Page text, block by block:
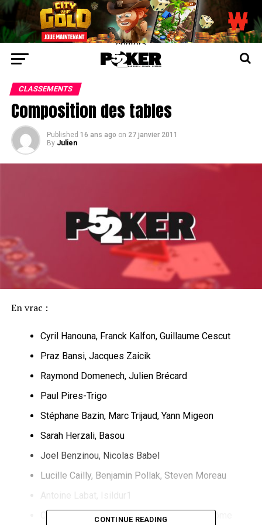
center>
CLASSEMENTS
Composition des tables
Published 16 ans ago on 27 janvier 2011
By Julien
En vrac :
Cyril Hanouna, Franck Kalfon, Guillaume Cescut
Praz Bansi, Jacques Zaicik
Raymond Domenech, Julien Brécard
Paul Pires-Trigo
Stéphane Bazin, Marc Trijaud, Yann Migeon
Sarah Herzali, Basou
Joel Benzinou, Nicolas Babel
Lucille Cailly, Benjamin Pollak, Steven Moreau
Antoine Labat, Isildur1
Christophe Benzimra, Isabelle Mercier, Jérôme
CONTINUE READING